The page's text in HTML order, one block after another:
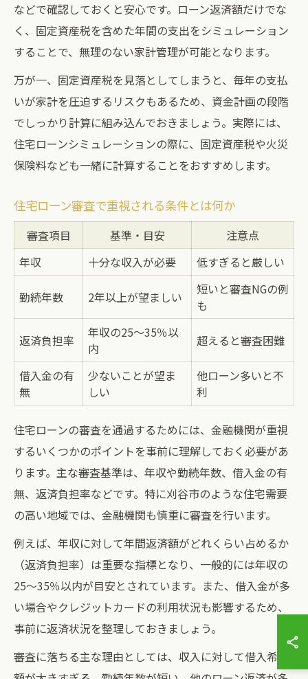
などで確認しておくと安心です。ローン返済額だけでな
く、固定資産税を含めた年間の支出をシミュレーション
することで、無理のない家計管理が可能となります。
万が一、固定資産税を見落としてしまうと、毎年の支払
いが家計を圧迫するリスクもあるため、資金計画の段階
でしっかり計算に組み込んでおきましょう。実際には、
住宅ローンシミュレーションの際に、固定資産税や火災
保険料なども一緒に計算することをおすすめします。
住宅ローン審査で重視される条件とは何か
審査項目 基準・目安
注意点
年収
十分な収入が必要 低すぎると厳しい
勤続年数 2年以上が望ましい
短いと審査NGの例
も
返済負担率
年収の25〜35％以
内
超えると審査困難
借入金の有
無
少ないことが望ま
しい
他ローン多いと不
利
住宅ローンの審査を通過するためには、金融機関が重視
するいくつかのポイントを事前に理解しておく必要があ
ります。主な審査基準は、年収や勤続年数、借入金の有
無、返済負担率などです。特に刈谷市のような住宅需要
の高い地域では、金融機関も慎重に審査を行います。
例えば、年収に対して年間返済額がどれくらい占めるか
（返済負担率）は重要な指標となり、一般的には年収の
25〜35％以内が目安とされています。また、借入金が多
い場合やクレジットカードの利用状況も影響するため、
事前に返済状況を整理しておきましょう。
審査に落ちる主な理由としては、収入に対して借入希望